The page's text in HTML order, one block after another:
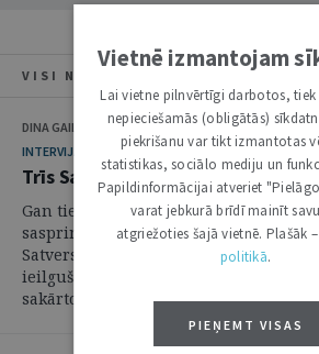
VISI NUMURA RAKSTI
DINA GAILĪTE
INTERVIJA
Trīs Satversmes tiesas virsmērķi
Gan tiesību politikas veidotāju, gan
saspringta uzmanība gada nogalē bija
Satversmes tiesai: 22. decembrī tā
ieilgušajai diskusijai par
sakārtošanu, pasludinot spriedumu
Vietnē izmantojam
Lai vietne pilnvērtīgi darbotos,
nepieciešamās (obligātās)
piekrišanu var tikt izmantotas
statistikas, sociālo mediju un
Papildinformācijai atveriet
varat jebkurā brīdī mainīt
atgriežoties šajā vietnē. Plašāk –
politikā.
PIEŅEMT VISAS